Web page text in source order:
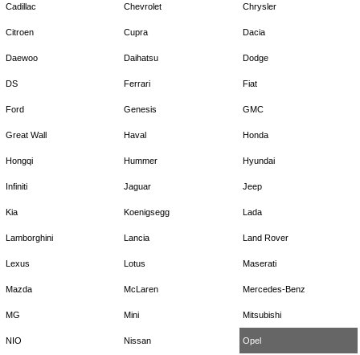
Cadillac Chevrolet Chrysler
Citroen Cupra Dacia
Daewoo Daihatsu Dodge
DS Ferrari Fiat
Ford Genesis GMC
Great Wall Haval Honda
Hongqi Hummer Hyundai
Infiniti Jaguar Jeep
Kia Koenigsegg Lada
Lamborghini Lancia Land Rover
Lexus Lotus Maserati
Mazda McLaren Mercedes-Benz
MG Mini Mitsubishi
NIO Nissan Opel